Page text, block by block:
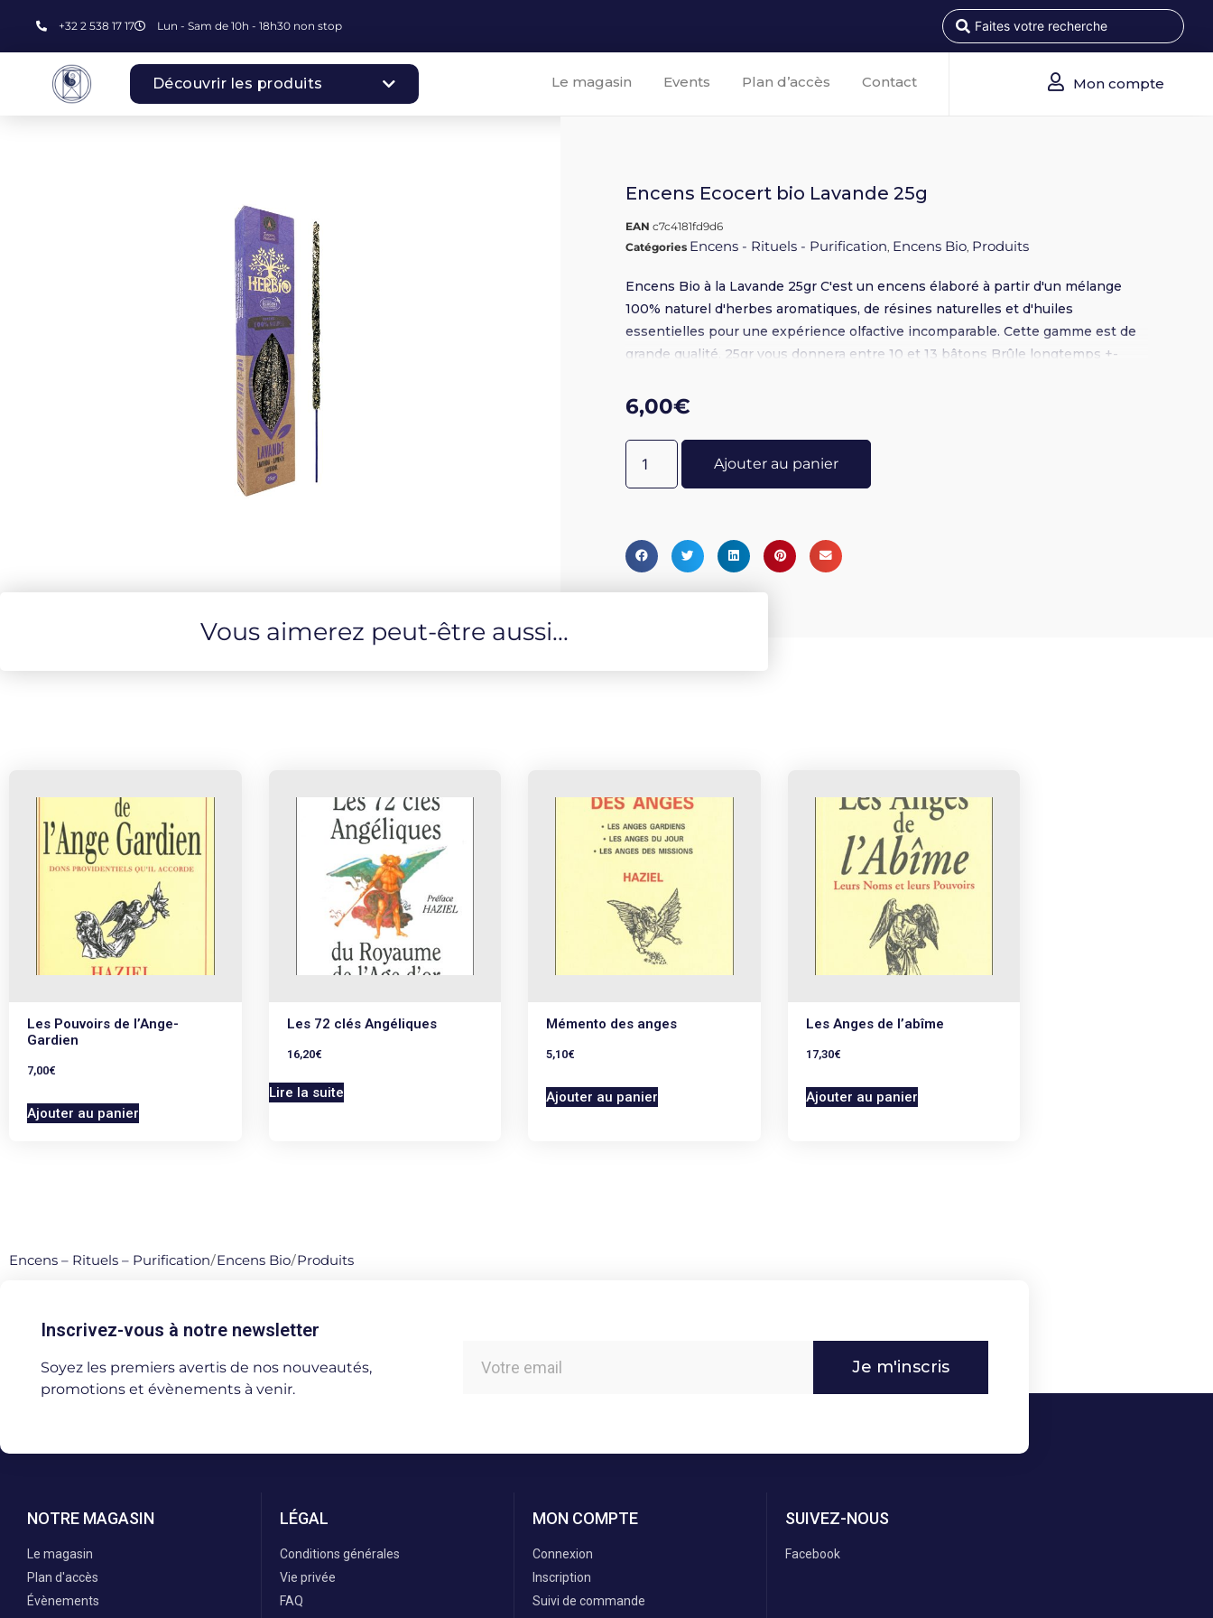
+32 2 538 17 17 Lun - Sam de 10h - 18h30 non stop
Découvrir les produits Le magasin Events Plan d’accès Contact Mon compte
Encens Ecocert bio Lavande 25g
EANc7c4181fd9d6
Catégories Encens - Rituels - Purification, Encens Bio, Produits
Encens Bio à la Lavande 25gr C'est un encens élaboré à partir d'un mélange
100% naturel d'herbes aromatiques, de résines naturelles et d'huiles
essentielles pour une expérience olfactive incomparable. Cette gamme est de
grande qualité. 25gr vous donnera entre 10 et 13 bâtons Brûle longtemps +-
ressources renouvelables et d’ingrédients d’origine naturels ou biologiques, la
mise en place de procédés de production et de transformation respectueux de
l’environnement, l’absence d’Ingrédients pétrochimiques, une transparence
totale grâce à une liste complète d'ingrédients sur l'étiquetage, ainsi qu'une
traçabilité ininterrompue tout au long de la chaîne de production. Sans oublier
6,00€
Ajouter au panier
Vous aimerez peut-être aussi...
Les Pouvoirs de l’Ange-
Gardien
7,00€
Ajouter au panier
Les 72 clés Angéliques
16,20€
Lire la suite
Mémento des anges
5,10€
Ajouter au panier
Les Anges de l’abîme
17,30€
Ajouter au panier
Encens – Rituels – Purification/Encens Bio/Produits
Inscrivez-vous à notre newsletter
Soyez les premiers avertis de nos nouveautés,
promotions et évènements à venir.
Je m'inscris
NOTRE MAGASIN
Le magasin
Plan d'accès
Évènements
LÉGAL
Conditions générales
Vie privée
FAQ
MON COMPTE
Connexion
Inscription
Suivi de commande
SUIVEZ-NOUS
Facebook